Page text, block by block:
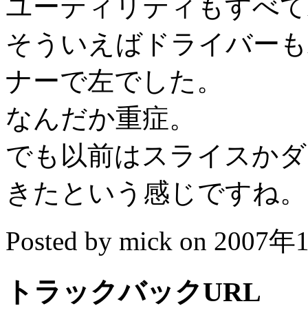
ユーティリティもすべ
そういえばドライバー
ナーで左でした。
なんだか重症。
でも以前はスライスか
きたという感じですね。
Posted by mick on 2007年
トラックバックURL